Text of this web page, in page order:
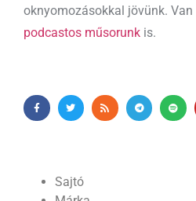
oknyomozásokkal jövünk. Van
podcastos műsorunk is.
Sajtó